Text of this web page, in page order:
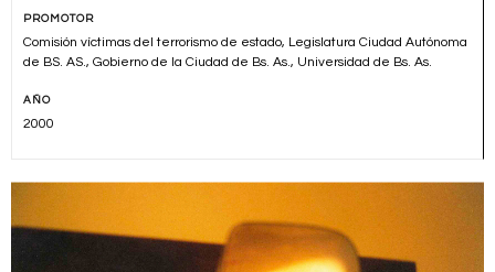
PROMOTOR
Comisión víctimas del terrorismo de estado, Legislatura Ciudad Autónoma
de BS. AS., Gobierno de la Ciudad de Bs. As., Universidad de Bs. As.
AÑO
2000